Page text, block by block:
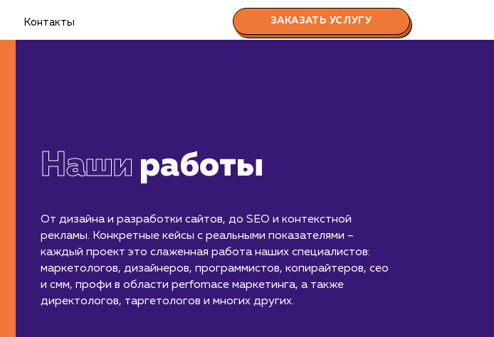
Контакты ЗАКАЗАТЬ УСЛУГУ
Наши работы
От дизайна и разработки сайтов, до SEO и контекстной
рекламы. Конкретные кейсы с реальными показателями –
каждый проект это слаженная работа наших специалистов:
маркетологов, дизайнеров, программистов, копирайтеров, сео
и смм, профи в области perfomace маркетинга, а также
директологов, таргетологов и многих других.